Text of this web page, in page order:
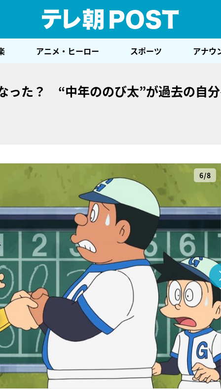
アニメ・ヒーロー スポーツ アナウ
った？ “中年ののび太”が過去の自
6/8
『アイ＝ラブ！げーみん
E齋藤樹愛羅＆佐々木舞
ビュー